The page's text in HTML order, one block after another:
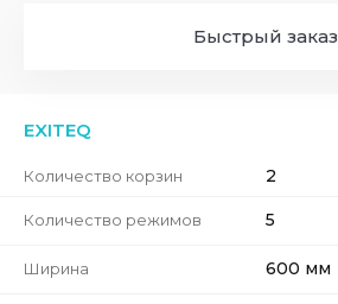
EXITEQ
Количество корзин 2
Количество режимов 5
Ширина 600 мм
Быстрый заказ